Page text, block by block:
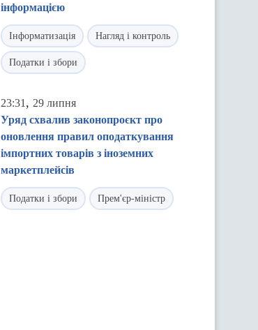
інформацією
Інформатизація Нагляд і контроль
Податки і збори
23:31 , 29 липня
Уряд схвалив законопроєкт про
оновлення правил оподаткування
імпортних товарів з іноземних
маркетплейсів
Податки і збори Прем'єр-міністр